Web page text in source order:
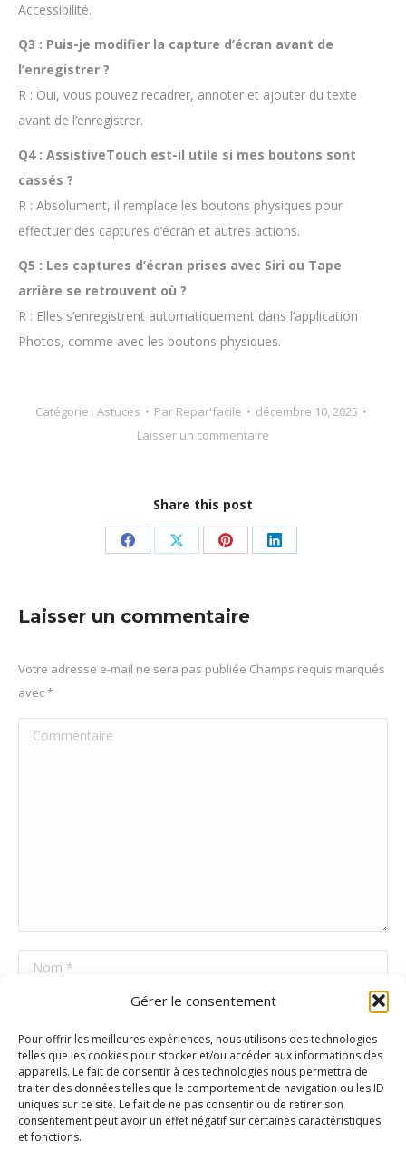
Gérer le consentement
Pour offrir les meilleures expériences, nous utilisons des technologies
telles que les cookies pour stocker et/ou accéder aux informations des
appareils. Le fait de consentir à ces technologies nous permettra de
traiter des données telles que le comportement de navigation ou les ID
uniques sur ce site. Le fait de ne pas consentir ou de retirer son
consentement peut avoir un effet négatif sur certaines caractéristiques
et fonctions.
Accessibilité.
Q3 : Puis-je modifier la capture d’écran avant de
l’enregistrer ?
R : Oui, vous pouvez recadrer, annoter et ajouter du texte
avant de l’enregistrer.
Q4 : AssistiveTouch est-il utile si mes boutons sont
cassés ?
R : Absolument, il remplace les boutons physiques pour
effectuer des captures d’écran et autres actions.
Q5 : Les captures d’écran prises avec Siri ou Tape
arrière se retrouvent où ?
R : Elles s’enregistrent automatiquement dans l’application
Photos, comme avec les boutons physiques.
Catégorie : Astuces Par Repar'facile
décembre 10, 2025
Laisser un commentaire
Share this post
PartagerPartagerPartager
Pinterest
Partager
Laisser un commentaire
Votre adresse e-mail ne sera pas publiée Champs requis marqués
avec*
Commentaire
Nom *
Site Web
Poster commentaire